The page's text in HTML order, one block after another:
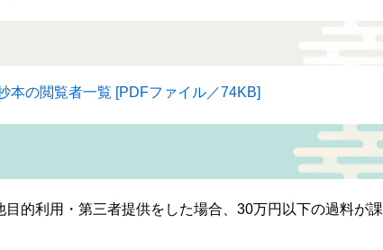
本の閲覧者一覧 [PDFファイル／74KB]
的利用・第三者提供をした場合、30万円以下の過料が